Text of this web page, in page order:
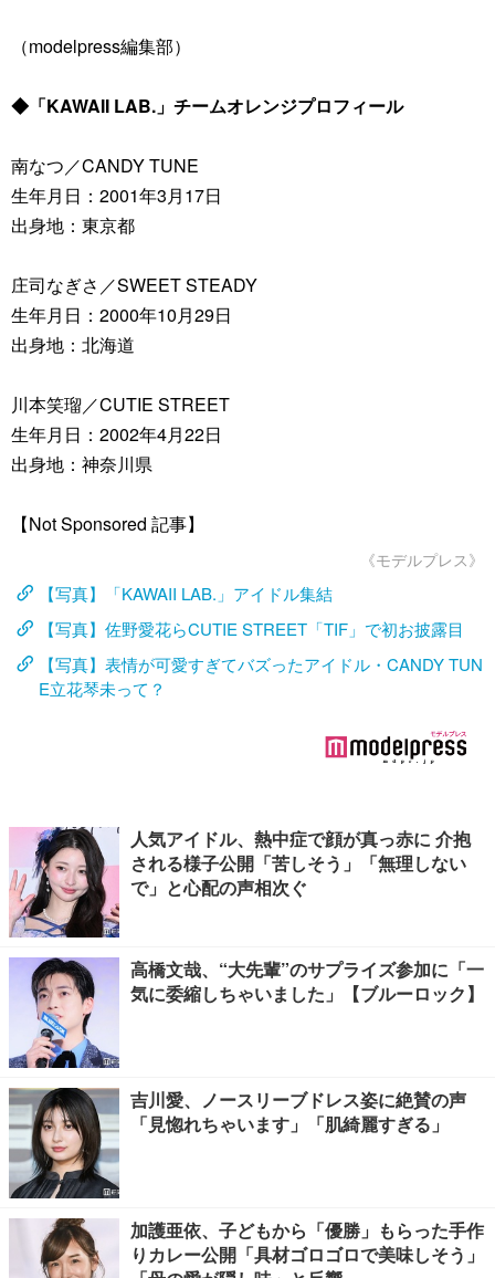
（modelpress編集部）
◆「KAWAII LAB.」チームオレンジプロフィール
南なつ／CANDY TUNE
生年月日：2001年3月17日
出身地：東京都
庄司なぎさ／SWEET STEADY
生年月日：2000年10月29日
出身地：北海道
川本笑瑠／CUTIE STREET
生年月日：2002年4月22日
出身地：神奈川県
【Not Sponsored 記事】
《モデルプレス》
【写真】「KAWAII LAB.」アイドル集結
【写真】佐野愛花らCUTIE STREET「TIF」で初お披露目
【写真】表情が可愛すぎてバズったアイドル・CANDY TUN
E立花琴未って？
人気アイドル、熱中症で顔が真っ赤に 介抱
される様子公開「苦しそう」「無理しない
で」と心配の声相次ぐ
高橋文哉、“大先輩”のサプライズ参加に「一
気に委縮しちゃいました」【ブルーロック】
吉川愛、ノースリーブドレス姿に絶賛の声
「見惚れちゃいます」「肌綺麗すぎる」
加護亜依、子どもから「優勝」もらった手作
りカレー公開「具材ゴロゴロで美味しそう」